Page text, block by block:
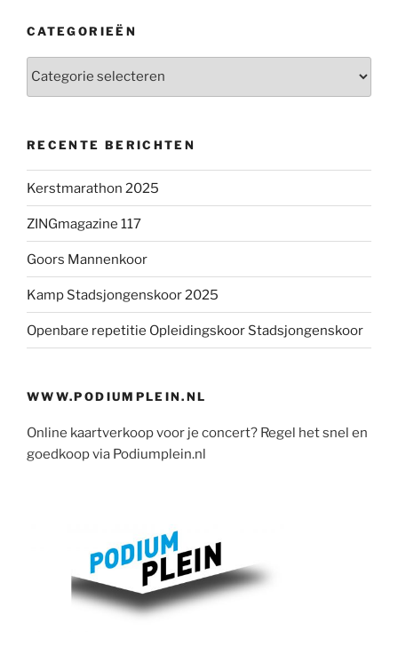
CATEGORIEËN
Categorieën
RECENTE BERICHTEN
Kerstmarathon 2025
ZINGmagazine 117
Goors Mannenkoor
Kamp Stadsjongenskoor 2025
Openbare repetitie Opleidingskoor Stadsjongenskoor
WWW.PODIUMPLEIN.NL
Online kaartverkoop voor je concert? Regel het snel en
goedkoop via Podiumplein.nl